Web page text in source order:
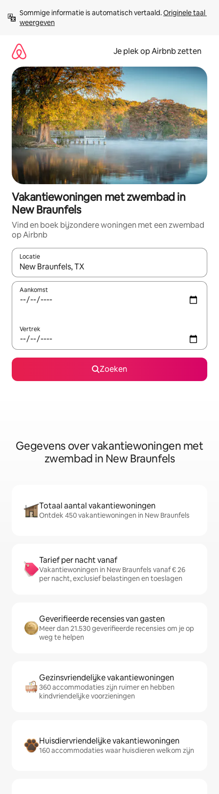
direct
naar
Sommige informatie is automatisch vertaald. Originele taal
weergeven
Je plek op Airbnb zetten
Vakantiewoningen met zwembad in
New Braunfels
Vind en boek bijzondere woningen met een zwembad
op Airbnb
Locatie
Wanneer er resultaten beschikbaar zijn, maak je een keuze
Aankomst
Vertrek
Zoeken
Gegevens over vakantiewoningen met
zwembad in New Braunfels
Totaal aantal vakantiewoningen
Ontdek 450 vakantiewoningen in New Braunfels
Tarief per nacht vanaf
Vakantiewoningen in New Braunfels vanaf € 26
per nacht, exclusief belastingen en toeslagen
Geverifieerde recensies van gasten
Meer dan 21.530 geverifieerde recensies om je op
weg te helpen
Gezinsvriendelijke vakantiewoningen
360 accommodaties zijn ruimer en hebben
kindvriendelijke voorzieningen
Huisdiervriendelijke vakantiewoningen
160 accommodaties waar huisdieren welkom zijn